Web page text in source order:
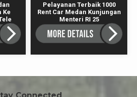
Ke
Pelayanan Terbaik 1000
Rent Car Medan Kunjungan
Menteri RI 25
Connected